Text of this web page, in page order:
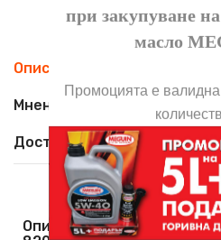
при закупуване
масло
Промоцията е
Описание
Мнения (0)
Доставка
Описание На Маслен